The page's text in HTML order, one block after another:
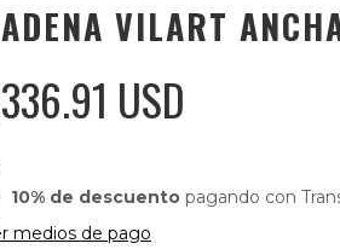
VILART
USD
10% de descuento pagando con
medios de pago